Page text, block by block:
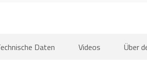
Daten Videos Über